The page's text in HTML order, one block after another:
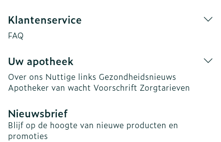
Klantenservice
FAQ
Uw apotheek
Over ons Nuttige links Gezondheidsnieuws
Apotheker van wacht Voorschrift Zorgtarieven
Nieuwsbrief
Blijf op de hoogte van nieuwe producten en
promoties